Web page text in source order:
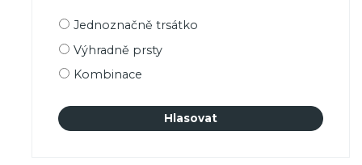
Možnosti
Jednoznačně trsátko
Výhradně prsty
Kombinace